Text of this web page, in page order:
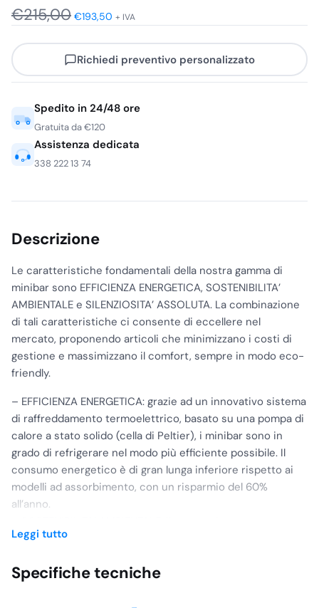
prezzo
originale
era:
attuale
è:
€215,00 €193,50 + IVA
Richiedi preventivo personalizzato
Spedito in 24/48 ore
Gratuita da €120
Assistenza dedicata
338 222 13 74
Descrizione
Le caratteristiche fondamentali della nostra gamma di
minibar sono EFFICIENZA ENERGETICA, SOSTENIBILITA’
AMBIENTALE e SILENZIOSITA’ ASSOLUTA. La combinazione
di tali caratteristiche ci consente di eccellere nel
mercato, proponendo articoli che minimizzano i costi di
gestione e massimizzano il comfort, sempre in modo eco-
friendly.
– EFFICIENZA ENERGETICA: grazie ad un innovativo sistema
di raffreddamento termoelettrico, basato su una pompa di
calore a stato solido (cella di Peltier), i minibar sono in
grado di refrigerare nel modo più efficiente possibile. Il
consumo energetico è di gran lunga inferiore rispetto ai
modelli ad assorbimento, con un risparmio del 60%
all’anno.
refrigerante funziona in assenza di gas nocivi per l’uomo e
modelli ad assorbimento.
Leggi tutto
Specifiche tecniche